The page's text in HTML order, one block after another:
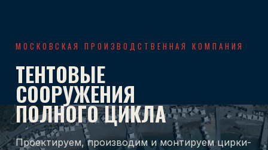
МОСКОВСКАЯ ПРОИЗВОДСТВЕННАЯ КОМПАНИЯ
ТЕНТОВЫЕ
СООРУЖЕНИЯ
ПОЛНОГО ЦИКЛА
Проектируем, производим и монтируем цирки-